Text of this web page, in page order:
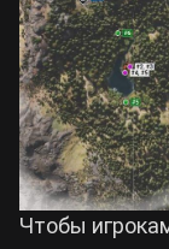
Hogwarts
Cyberpunk
Все игры
Чтобы